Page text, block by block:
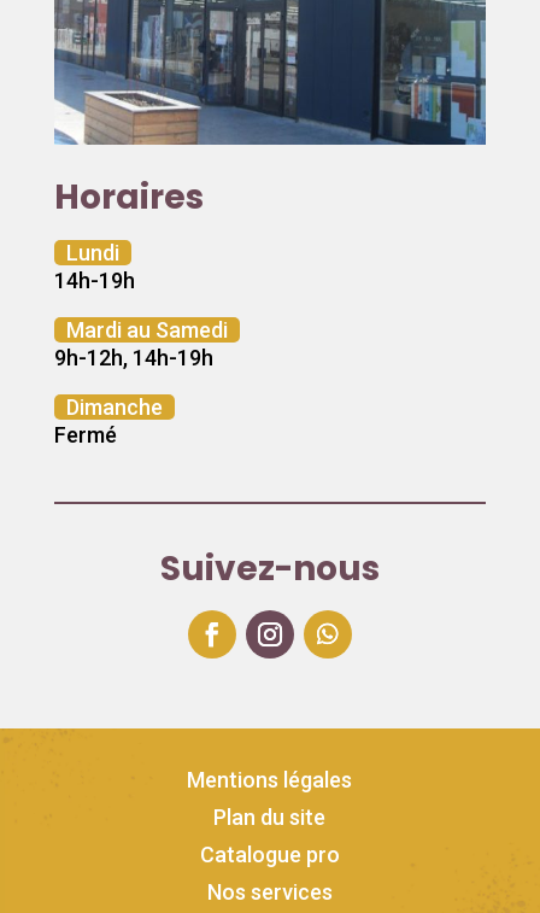
Horaires
Lundi
14h-19h
Mardi au Samedi
9h-12h, 14h-19h
Dimanche
Fermé
Suivez-nous
Mentions légales
Plan du site
Catalogue pro
Nos services